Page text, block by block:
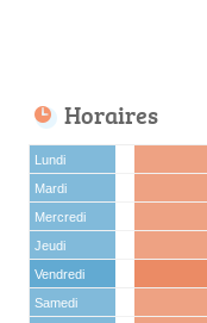
Horaires
Lundi
Mardi
Mercredi
Jeudi
Vendredi
Samedi